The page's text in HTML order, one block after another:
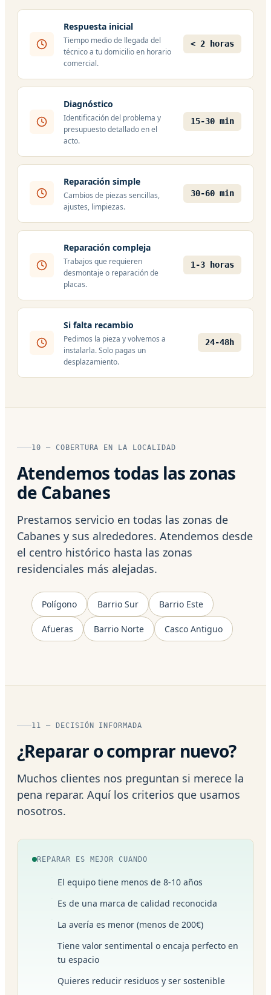
Respuesta inicial
Tiempo medio de llegada del
técnico a tu domicilio en horario
comercial.
< 2 horas
Diagnóstico
Identificación del problema y
presupuesto detallado en el
acto.
15-30 min
Reparación simple
Cambios de piezas sencillas,
ajustes, limpiezas.
30-60 min
Reparación compleja
Trabajos que requieren
desmontaje o reparación de
placas.
1-3 horas
Si falta recambio
Pedimos la pieza y volvemos a
instalarla. Solo pagas un
desplazamiento.
24-48h
10 — COBERTURA EN LA LOCALIDAD
Atendemos todas las zonas
de Cabanes
Prestamos servicio en todas las zonas de
Cabanes y sus alrededores. Atendemos desde
el centro histórico hasta las zonas
residenciales más alejadas.
Polígono Barrio Sur Barrio Este
Afueras Barrio Norte Casco Antiguo
11 — DECISIÓN INFORMADA
¿Reparar o comprar nuevo?
Muchos clientes nos preguntan si merece la
pena reparar. Aquí los criterios que usamos
nosotros.
REPARAR ES MEJOR CUANDO
El equipo tiene menos de 8-10 años
Es de una marca de calidad reconocida
La avería es menor (menos de 200€)
Tiene valor sentimental o encaja perfecto en
tu espacio
Quieres reducir residuos y ser sostenible